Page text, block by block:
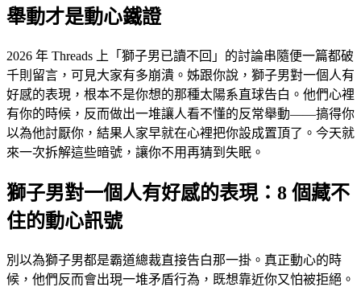
舉動才是動心鐵證
2026 年 Threads 上「獅子男已讀不回」的討論串隨便一篇都破
千則留言，可見大家有多崩潰。姊跟你說，獅子男對一個人有
好感的表現，根本不是你想的那種太陽系直球告白。他們心裡
有你的時候，反而做出一堆讓人看不懂的反常舉動——搞得你
以為他討厭你，結果人家早就在心裡把你設成置頂了。今天就
來一次拆解這些暗號，讓你不用再猜到失眠。
獅子男對一個人有好感的表現：8 個藏不
住的動心訊號
別以為獅子男都是霸道總裁直接告白那一掛。真正動心的時
候，他們反而會出現一堆矛盾行為，既想靠近你又怕被拒絕。